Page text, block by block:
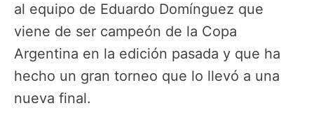
al equipo de Eduardo Domínguez que
viene de ser campeón de la Copa
Argentina en la edición pasada y que ha
hecho un gran torneo que lo llevó a una
nueva final.